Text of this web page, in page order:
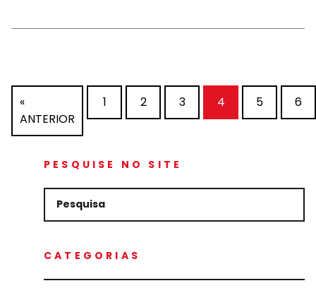
«
ANTERIOR
1 2 3 4 5 6
PESQUISE NO SITE
CATEGORIAS